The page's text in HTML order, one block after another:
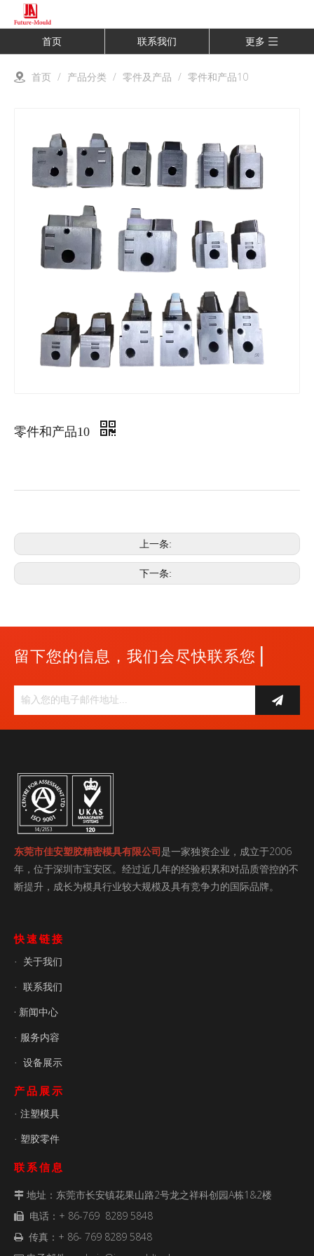
首页 联系我们 更多
首页 / 产品分类 / 零件及产品 / 零件和产品10
零件和产品10
上一条:
下一条:
留下您的信息，我们会尽快联系您 |
东莞市佳安塑胶精密模具有限公司是一家独资企业，成立于2006
年，位于深圳市宝安区。经过近几年的经验积累和对品质管控的不
断提升，成长为模具行业较大规模及具有竞争力的国际品牌。
快速链接
· 关于我们
· 联系我们
· 新闻中心
· 服务内容
· 设备展示
产品展示
· 注塑模具
· 塑胶零件
联系信息
 地址：东莞市长安镇花果山路2号龙之祥科创园A栋1&2楼
 电话：+ 86-769 8289 5848
 传真：+ 86- 769 8289 5848